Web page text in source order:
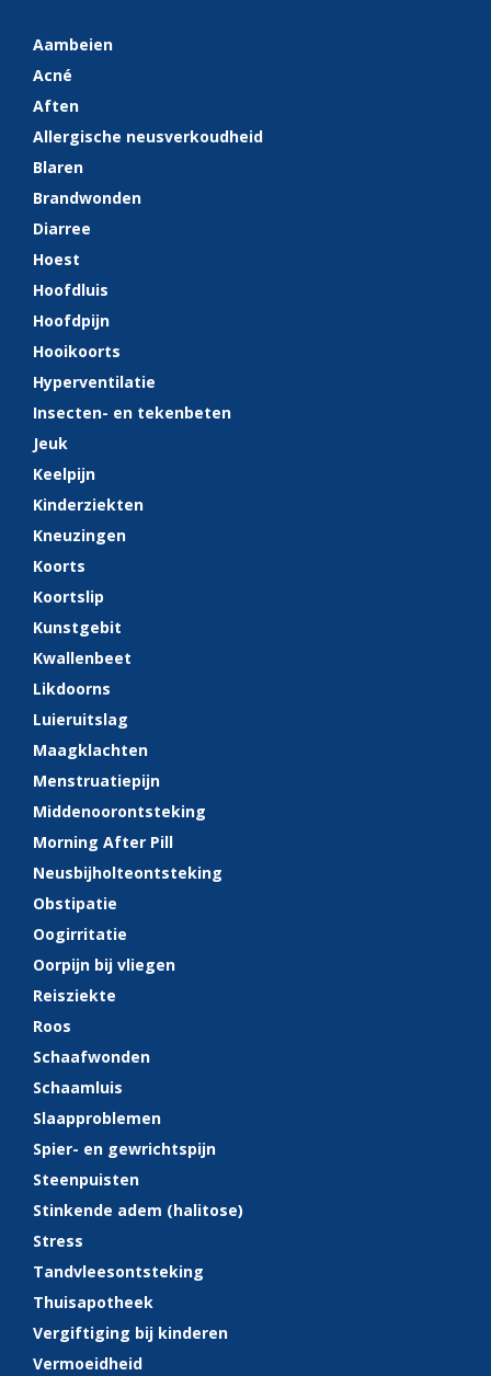
Aambeien
Acné
Aften
Allergische neusverkoudheid
Blaren
Brandwonden
Diarree
Hoest
Hoofdluis
Hoofdpijn
Hooikoorts
Hyperventilatie
Insecten- en tekenbeten
Jeuk
Keelpijn
Kinderziekten
Kneuzingen
Koorts
Koortslip
Kunstgebit
Kwallenbeet
Likdoorns
Luieruitslag
Maagklachten
Menstruatiepijn
Middenoorontsteking
Morning After Pill
Neusbijholteontsteking
Obstipatie
Oogirritatie
Oorpijn bij vliegen
Reisziekte
Roos
Schaafwonden
Schaamluis
Slaapproblemen
Spier- en gewrichtspijn
Steenpuisten
Stinkende adem (halitose)
Stress
Tandvleesontsteking
Thuisapotheek
Vergiftiging bij kinderen
Vermoeidheid